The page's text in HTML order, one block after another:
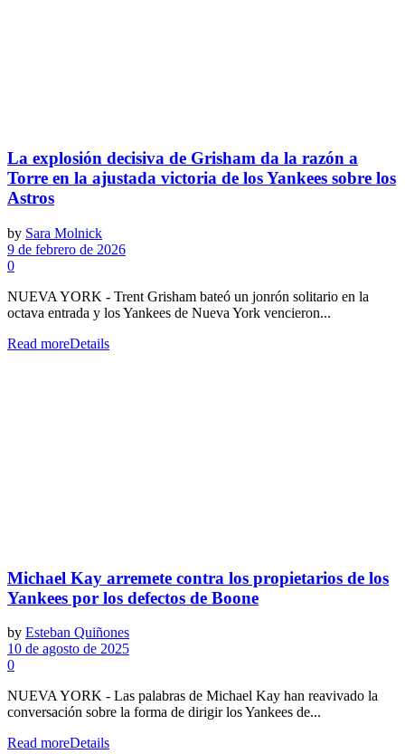
La explosión decisiva de Grisham da la razón a
Torre en la ajustada victoria de los Yankees sobre los
Astros
by Sara Molnick
9 de febrero de 2026
0
NUEVA YORK - Trent Grisham bateó un jonrón solitario en la
octava entrada y los Yankees de Nueva York vencieron...
Read moreDetails
Michael Kay arremete contra los propietarios de los
Yankees por los defectos de Boone
by Esteban Quiñones
10 de agosto de 2025
0
NUEVA YORK - Las palabras de Michael Kay han reavivado la
conversación sobre la forma de dirigir los Yankees de...
Read moreDetails